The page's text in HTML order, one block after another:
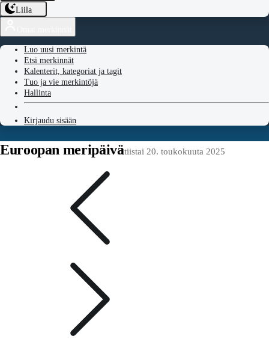
Liila
Luo uusi merkintä
Etsi merkinnät
Kalenterit, kategoriat ja tagit
Tuo ja vie merkintöjä
Hallinta
Kirjaudu sisään
Euroopan meripäivätiistai 20. toukokuuta 2025